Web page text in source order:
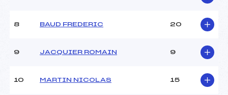
8 BAUD FREDERIC 20
9 JACQUIER ROMAIN 9
10 MARTIN NICOLAS 15